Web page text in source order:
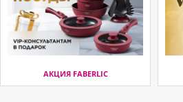
АКЦИЯ FABERLIC